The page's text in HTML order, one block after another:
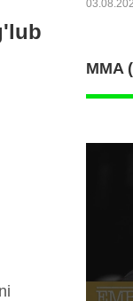
MMA